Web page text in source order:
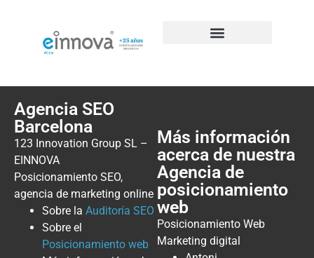
Agencia SEO
Barcelona
123 Innovation Group SL –
EINNOVA
Posicionamiento SEO,
agencia de marketing online
Sobre la Auditoría SEO
Sobre el
Posicionamiento web
Más información
acerca de nuestra
Agencia de
posicionamiento
web
Posicionamiento Web
Marketing digital